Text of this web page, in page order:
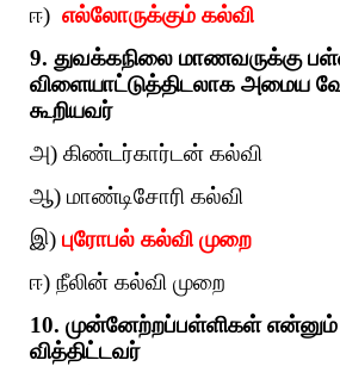
ஈ) எல்லோருக்கும் கல்வி
9. துவக்கநிலை மாணவருக்கு
விளையாட்டுத்திடலாக அமைய
கூறியவர்
அ) கிண்டர்கார்டன் கல்வி
ஆ) மாண்டிசோரி கல்வி
இ) புரோபல் கல்வி முறை
ஈ) நீலின் கல்வி முறை
10. முன்னேற்றப்பள்ளிகள் என்னும்
வித்திட்டவர்